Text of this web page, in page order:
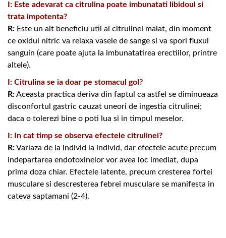
I: Este adevarat ca citrulina poate imbunatati libidoul si
trata impotenta?
R: Este un alt beneficiu util al citrulinei malat, din moment
ce oxidul nitric va relaxa vasele de sange si va spori fluxul
sanguin (care poate ajuta la imbunatatirea erectiilor, printre
altele).
I: Citrulina se ia doar pe stomacul gol?
R:Aceasta practica deriva din faptul ca astfel se diminueaza
disconfortul gastric cauzat uneori de ingestia citrulinei;
daca o tolerezi bine o poti lua si in timpul meselor.
I: In cat timp se observa efectele citrulinei?
R:Variaza de la individ la individ, dar efectele acute precum
indepartarea endotoxinelor vor avea loc imediat, dupa
prima doza chiar. Efectele latente, precum cresterea fortei
musculare si descresterea febrei musculare se manifesta in
cateva saptamani (2-4).